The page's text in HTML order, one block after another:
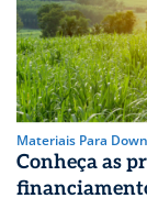
Materiais Para
Conheça as